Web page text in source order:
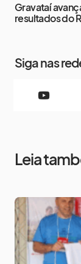
Gravataí
resultados do
Siga nas
Leia